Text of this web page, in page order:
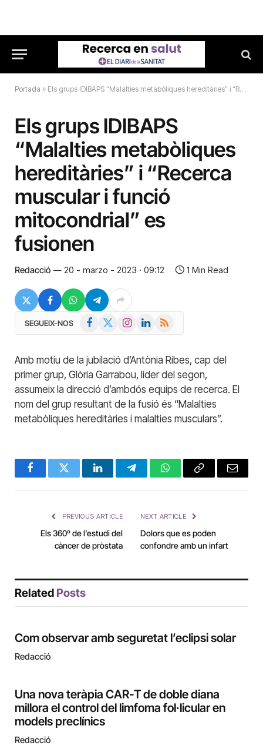
Portada » Els grups IDIBAPS “Malalties metabòliques hereditàries” i “Recerca muscular i funció mitocondrial” es fusionen
Els grups IDIBAPS
“Malalties metabòliques
hereditàries” i “Recerca
muscular i funció
mitocondrial” es
fusionen
Redacció 20 - marzo - 2023 · 09:12 1 Min Read
SEGUEIX-NOS Facebook InstagramLinkedIn
RSS
Amb motiu de la jubilació d’Antònia Ribes, cap del
primer grup, Glòria Garrabou, líder del segon,
assumeix la direcció d’ambdós equips de recerca. El
nom del grup resultant de la fusió és “Malalties
metabòliques hereditàries i malalties musculars”.
FacebookTwitter LinkedInTelegramWhatsAppCopy
Email
PREVIOUS ARTICLE
Els 360º de l’estudi del
càncer de pròstata
NEXT ARTICLE
Dolors que es poden
confondre amb un infart
Related Posts
Com observar amb seguretat l’eclipsi solar
Redacció
Una nova teràpia CAR-T de doble diana
millora el control del limfoma fol·licular en
models preclínics
Redacció